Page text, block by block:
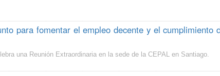
para fomentar el empleo decente y el cumplimiento
una Reunión Extraordinaria en la sede de la CEPAL en Santiago.